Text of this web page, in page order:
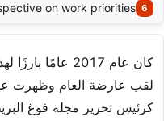
on work priorities.
كان عام 2017
لقب عارضة العام وظهرت على
كرئيس تحرير مجلة فوغ